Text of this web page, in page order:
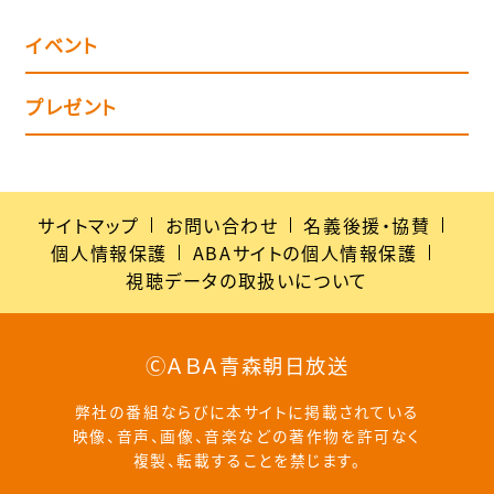
イベント
プレゼント
サイトマップ お問い合わせ
名義後援・協賛
個人情報保護
ABAサイトの個人情報保護
視聴データの取扱いについて
ⒸＡＢＡ青森朝日放送
弊社の番組ならびに本サイトに掲載されている
映像、音声、画像、音楽などの著作物を許可なく
複製、転載することを禁じます。